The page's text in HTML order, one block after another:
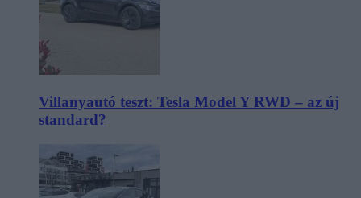
Villanyautó teszt: Tesla Model Y RWD – az új
standard?